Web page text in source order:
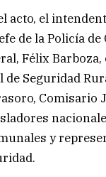
acto, el
de la Policía
Félix Barboza,
de Seguridad
Comisario
y